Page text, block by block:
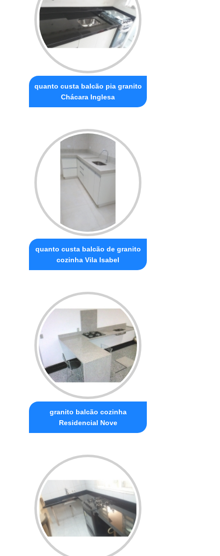
quanto custa balcão pia granito
Chácara Inglesa
quanto custa balcão de granito
cozinha Vila Isabel
granito balcão cozinha
Residencial Nove